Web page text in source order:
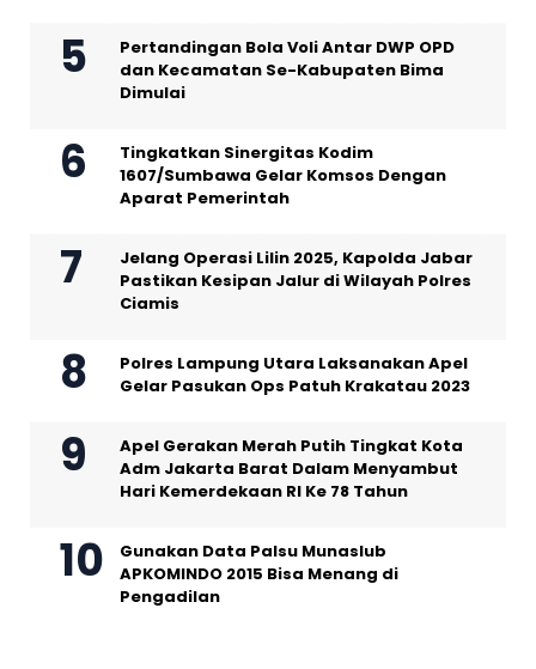
Pertandingan Bola Voli Antar DWP OPD
dan Kecamatan Se-Kabupaten Bima
Dimulai
Tingkatkan Sinergitas Kodim
1607/Sumbawa Gelar Komsos Dengan
Aparat Pemerintah
Jelang Operasi Lilin 2025, Kapolda Jabar
Pastikan Kesipan Jalur di Wilayah Polres
Ciamis
Polres Lampung Utara Laksanakan Apel
Gelar Pasukan Ops Patuh Krakatau 2023
Apel Gerakan Merah Putih Tingkat Kota
Adm Jakarta Barat Dalam Menyambut
Hari Kemerdekaan RI Ke 78 Tahun
Gunakan Data Palsu Munaslub
APKOMINDO 2015 Bisa Menang di
Pengadilan